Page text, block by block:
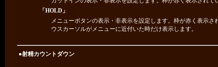
「HOLD」
メニューボタンの表示・非表示を設定します。枠が赤く表示
ウスカーソルがメニューに近付いた時だけ表示します。
●射精カウントダウン